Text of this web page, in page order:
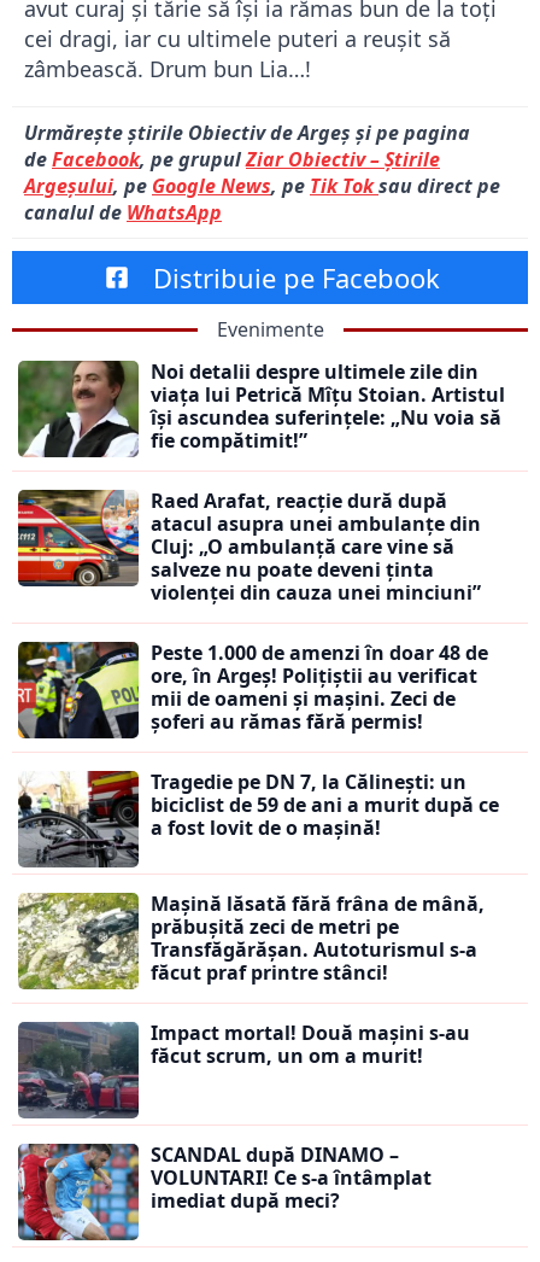
avut curaj și tărie să își ia rămas bun de la toți
cei dragi, iar cu ultimele puteri a reușit să
zâmbească. Drum bun Lia…!
Urmărește știrile Obiectiv de Argeș și pe pagina
deFacebook, pe grupulZiar Obiectiv – Știrile
Argeșului, pe Google News, pe Tik Toksau direct pe
canalul de WhatsApp
Distribuie pe Facebook
Evenimente
Noi detalii despre ultimele zile din
viața lui Petrică Mîțu Stoian. Artistul
își ascundea suferințele: „Nu voia să
fie compătimit!”
Raed Arafat, reacție dură după
atacul asupra unei ambulanțe din
Cluj: „O ambulanță care vine să
salveze nu poate deveni ținta
violenței din cauza unei minciuni”
Peste 1.000 de amenzi în doar 48 de
ore, în Argeș! Polițiștii au verificat
mii de oameni și mașini. Zeci de
șoferi au rămas fără permis!
Tragedie pe DN 7, la Călinești: un
biciclist de 59 de ani a murit după ce
a fost lovit de o mașină!
Mașină lăsată fără frâna de mână,
prăbușită zeci de metri pe
Transfăgărășan. Autoturismul s-a
făcut praf printre stânci!
Impact mortal! Două mașini s-au
făcut scrum, un om a murit!
SCANDAL după DINAMO –
VOLUNTARI! Ce s-a întâmplat
imediat după meci?